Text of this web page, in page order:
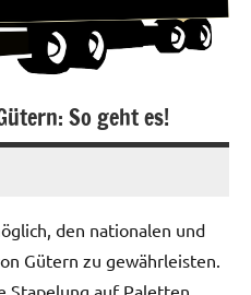
So geht es!
den nationalen und
Gütern zu gewährleisten.